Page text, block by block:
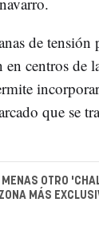
de tensión
centros de
que se
OTRO
MÁS